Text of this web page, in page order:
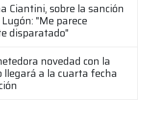
Ciantini, sobre la sanción
"Me parece
disparatado"
novedad con la
llegará a la cuarta fecha